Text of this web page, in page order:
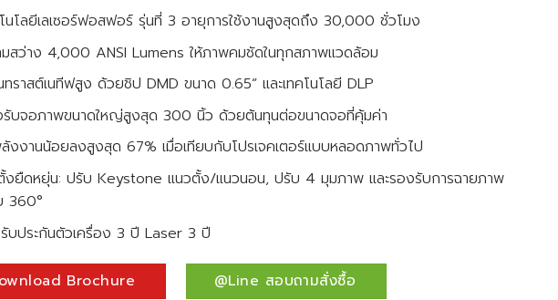
นโลยีเลเซอร์ฟอสฟอร์ รุ่นที่ 3 อายุการใช้งานสูงสุดถึง 30,000 ชั่วโมง
สว่าง 4,000 ANSI Lumens ให้ภาพคมชัดในทุกสภาพแวดล้อม
ราสต์เนทีฟสูง ด้วยชิป DMD ขนาด 0.65” และเทคโนโลยี DLP
บจอภาพขนาดใหญ่สูงสุด 300 นิ้ว ด้วยต้นทุนต่อขนาดจอที่คุ้มค่า
งงานน้อยลงสูงสุด 67% เมื่อเทียบกับโปรเจคเตอร์แบบหลอดภาพทั่วไป
ยืดหยุ่น: ปรับ Keystone แนวตั้ง/แนวนอน, ปรับ 4 มุมภาพ และรองรับการฉายภาพ
360°
บประกันตัวเครื่อง 3 ปี Laser 3 ปี
Brochure @Line สอบถามสั่งซื้อ